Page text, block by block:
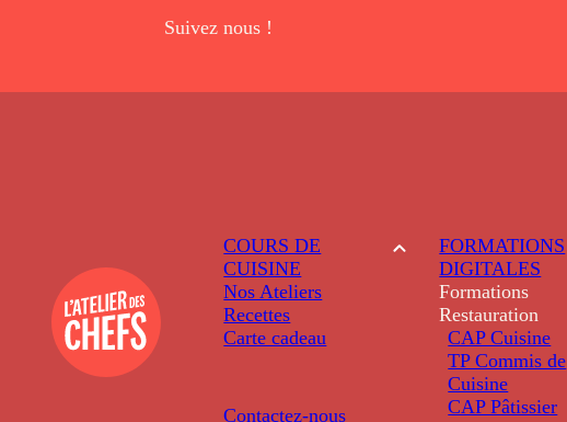
Suivez nous !
COURS DE
CUISINE
Nos Ateliers
Recettes
Carte cadeau
Contactez-nous
FORMATIONS
DIGITALES
Formations
Restauration
CAP Cuisine
TP Commis de
Cuisine
CAP Pâtissier